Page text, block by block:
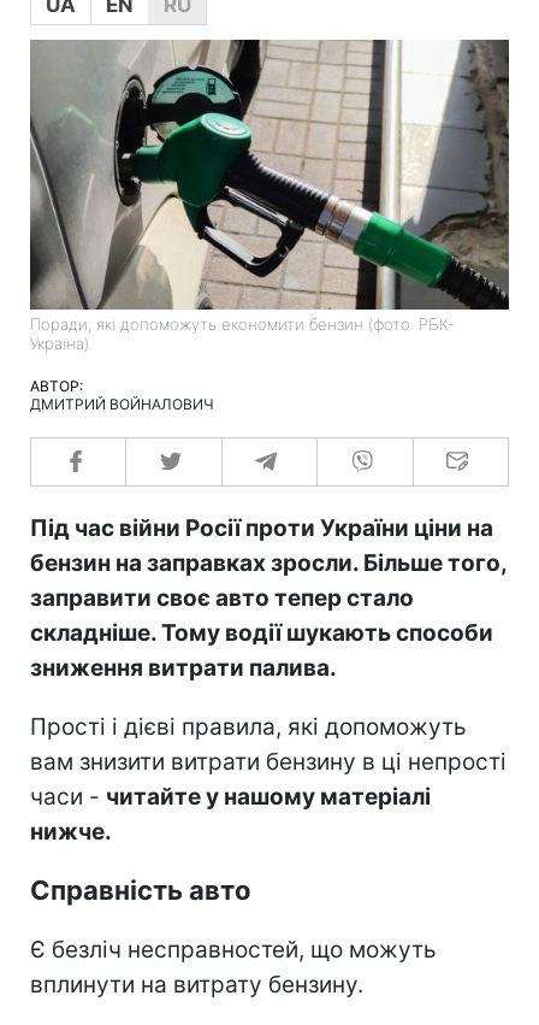
UA
EN RU
Поради, які допоможуть економити бензин (фото: РБК-
Україна)
АВТОР:
ДМИТРИЙ ВОЙНАЛОВИЧ
Під час війни Росії проти України ціни на
бензин на заправках зросли. Більше того,
заправити своє авто тепер стало
складніше. Тому водії шукають способи
зниження витрати палива.
Прості і дієві правила, які допоможуть
вам знизити витрати бензину в ці непрості
часи - читайте у нашому матеріалі
нижче.
Справність авто
Є безліч несправностей, що можуть
вплинути на витрату бензину.